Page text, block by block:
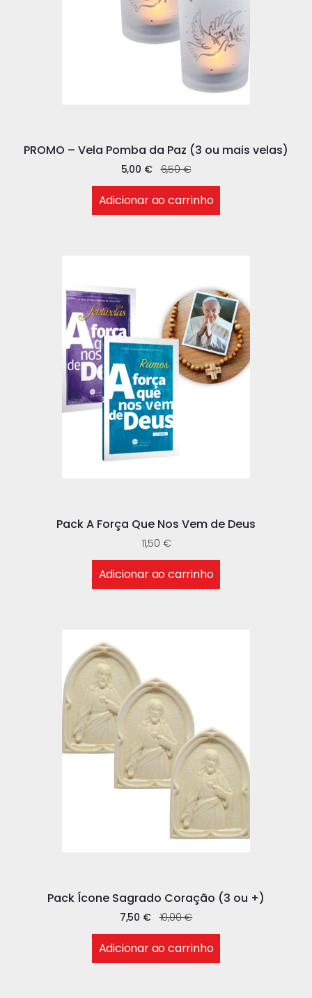
PROMO – Vela Pomba da Paz (3 ou mais velas)
6,50€
5,00 €
Adicionar ao carrinho
Pack A Força Que Nos Vem de Deus
11,50 €
Adicionar ao carrinho
Pack Ícone Sagrado Coração (3 ou +)
10,00€
7,50 €
Adicionar ao carrinho